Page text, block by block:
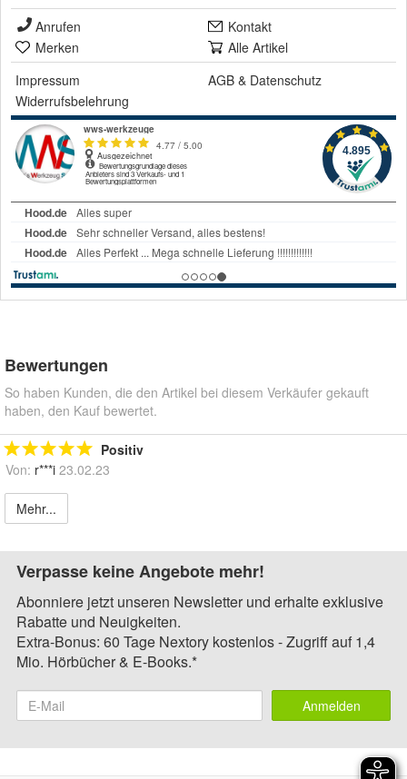
Anrufen
Kontakt
Merken
Alle Artikel
Impressum
AGB & Datenschutz
Widerrufsbelehrung
Bewertungen
So haben Kunden, die den Artikel bei diesem Verkäufer gekauft
haben, den Kauf bewertet.
Positiv
Von: r***i 23.02.23
Mehr...
Verpasse keine Angebote mehr!
Abonniere jetzt unseren Newsletter und erhalte exklusive
Rabatte und Neuigkeiten.
Extra-Bonus: 60 Tage Nextory kostenlos - Zugriff auf 1,4
Mio. Hörbücher & E-Books.*
Anmelden